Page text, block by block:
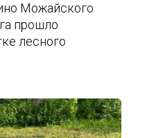
Можайского
прошло
лесного